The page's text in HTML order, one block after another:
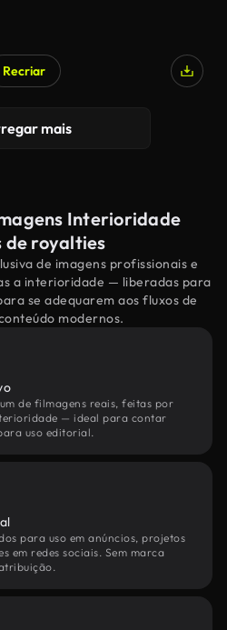
Recriar
mais
Interioridade
de royalties
de imagens profissionais e
a interioridade — liberadas para
se adequarem aos fluxos de
modernos.
de filmagens reais, feitas por
— ideal para contar
uso editorial.
para uso em anúncios, projetos
em redes sociais. Sem marca